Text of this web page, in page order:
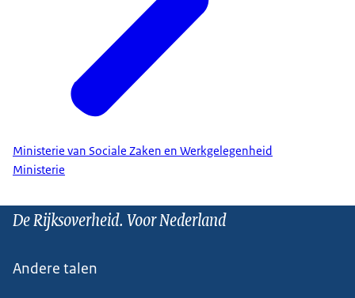
Ministerie van Sociale Zaken en Werkgelegenheid
Ministerie
De Rijksoverheid. Voor Nederland
Andere talen